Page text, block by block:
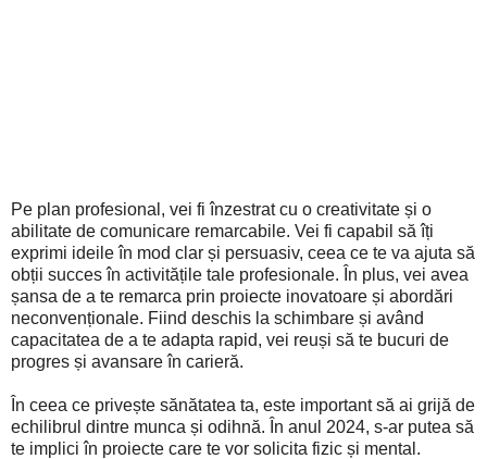
Pe plan profesional, vei fi înzestrat cu o creativitate și o
abilitate de comunicare remarcabile. Vei fi capabil să îți
exprimi ideile în mod clar și persuasiv, ceea ce te va ajuta să
obții succes în activitățile tale profesionale. În plus, vei avea
șansa de a te remarca prin proiecte inovatoare și abordări
neconvenționale. Fiind deschis la schimbare și având
capacitatea de a te adapta rapid, vei reuși să te bucuri de
progres și avansare în carieră.
În ceea ce privește sănătatea ta, este important să ai grijă de
echilibrul dintre munca și odihnă. În anul 2024, s-ar putea să
te implici în proiecte care te vor solicita fizic și mental.